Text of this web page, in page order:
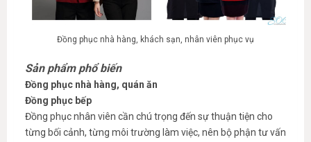
Đồng phục nhà hàng, khách sạn, nhân viên phục vụ
Sản phẩm phổ biến
Đồng phục nhà hàng, quán ăn
Đồng phục bếp
Đồng phục nhân viên cần chú trọng đến sự thuận tiện cho
từng bối cảnh, từng môi trường làm việc, nên bộ phận tư vấn